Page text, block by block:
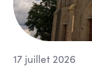
17 juillet 2026